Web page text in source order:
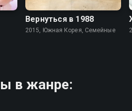
Вернуться в 1988
2015, Южная Корея, Семейные
в жанре: